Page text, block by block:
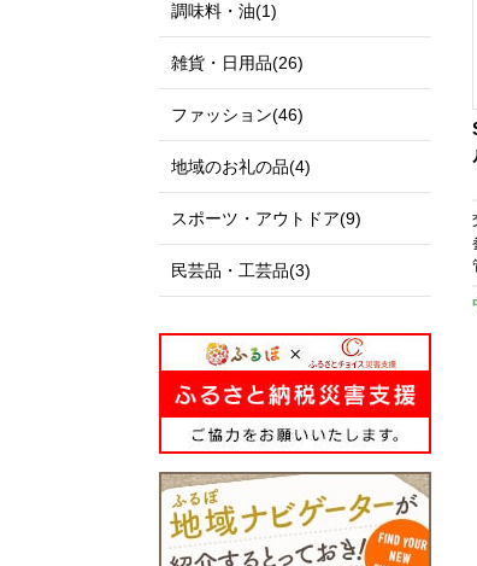
調味料・油(1)
雑貨・日用品(26)
ファッション(46)
地域のお礼の品(4)
スポーツ・アウトドア(9)
民芸品・工芸品(3)